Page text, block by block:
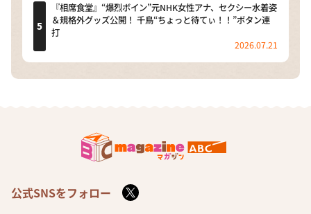
『相席食堂』“爆烈ボイン”元NHK女性アナ、セクシー水着姿
＆規格外グッズ公開！ 千鳥“ちょっと待てぃ！！”ボタン連
打
2026.07.21
公式SNSをフォロー